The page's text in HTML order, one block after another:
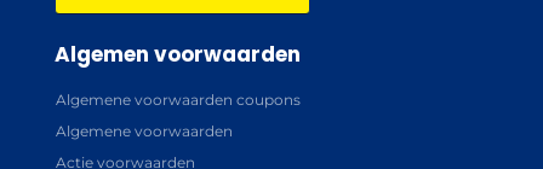
Algemen voorwaarden
Algemene voorwaarden coupons
Algemene voorwaarden
Actie voorwaarden